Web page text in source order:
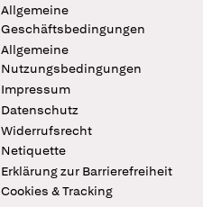
Allgemeine
Geschäftsbedingungen
Allgemeine
Nutzungsbedingungen
Impressum
Datenschutz
Widerrufsrecht
Netiquette
Erklärung zur Barrierefreiheit
Cookies & Tracking